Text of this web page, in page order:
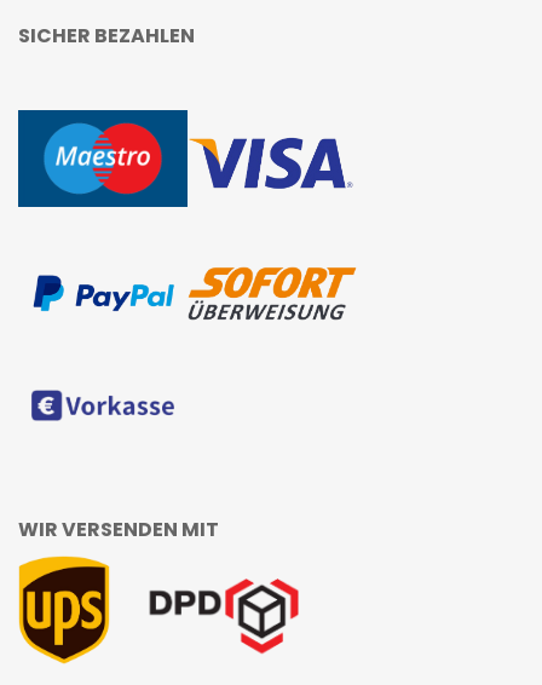
SICHER BEZAHLEN
WIR VERSENDEN MIT